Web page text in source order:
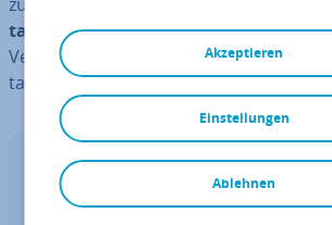
ta­tur­lay­outseine deutlich
Verfügung. Wir zeigen Ihnen, wie das
ta­tur­spra­che in Windows 11
Microsoft 365 Business
Ver­netz­tes Arbeiten mit
Akzeptieren
Ablehnen
Einstellungen